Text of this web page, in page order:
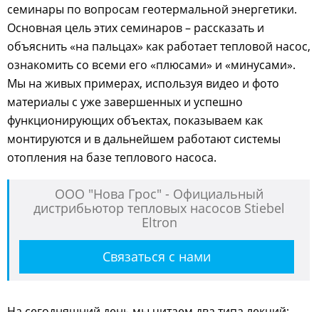
семинары по вопросам геотермальной энергетики.
Основная цель этих семинаров – рассказать и
объяснить «на пальцах» как работает тепловой насос,
ознакомить со всеми его «плюсами» и «минусами».
Мы на живых примерах, используя видео и фото
материалы с уже завершенных и успешно
функционирующих объектах, показываем как
монтируются и в дальнейшем работают системы
отопления на базе теплового насоса.
ООО "Нова Грос" - Официальный
дистрибьютор тепловых насосов Stiebel
Eltron
Связаться с нами